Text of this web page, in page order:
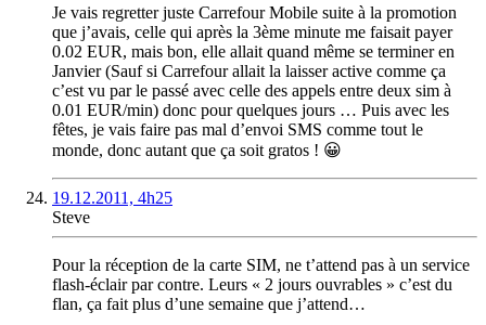
Je vais regretter juste Carrefour Mobile suite à la promotion
que j’avais, celle qui après la 3ème minute me faisait payer
0.02 EUR, mais bon, elle allait quand même se terminer en
Janvier (Sauf si Carrefour allait la laisser active comme ça
c’est vu par le passé avec celle des appels entre deux sim à
0.01 EUR/min) donc pour quelques jours … Puis avec les
fêtes, je vais faire pas mal d’envoi SMS comme tout le
monde, donc autant que ça soit gratos ! 😀
19.12.2011, 4h25
Steve
Pour la réception de la carte SIM, ne t’attend pas à un service
flash-éclair par contre. Leurs « 2 jours ouvrables » c’est du
flan, ça fait plus d’une semaine que j’attend…